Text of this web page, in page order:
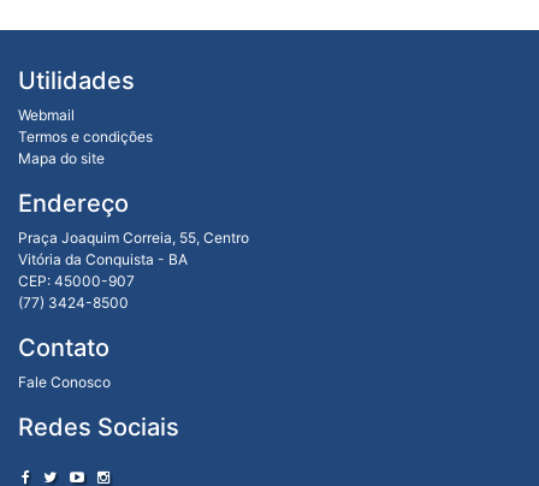
Utilidades
Webmail
Termos e condições
Mapa do site
Endereço
Praça Joaquim Correia, 55, Centro
Vitória da Conquista - BA
CEP: 45000-907
(77) 3424-8500
Contato
Fale Conosco
Redes Sociais